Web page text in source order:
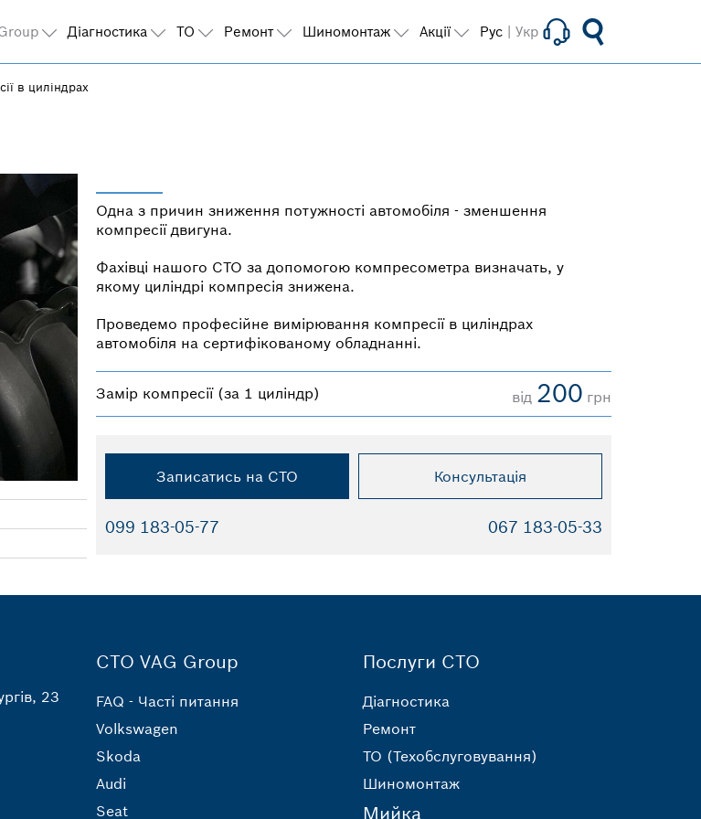
в циліндрах
Одна з причин зниження потужності автомобіля - зменшення
компресії двигуна.
Фахівці нашого СТО за допомогою компресометра визначать, у
якому циліндрі компресія знижена.
Проведемо професійне вимірювання компресії в циліндрах
автомобіля на сертифікованому обладнанні.
Замір компресії (за 1 циліндр) від 200 грн
Записатись на СТО Консультація
099 183-05-77 067 183-05-33
23
СТО VAG Group
FAQ - Часті питання
Volkswagen
Skoda
Audi
Seat
Послуги СТО
Діагностика
Ремонт
ТО (Техобслуговування)
Шиномонтаж
Мийка
Діагностика ТО Ремонт Шиномонтаж Акції Рус | Укр